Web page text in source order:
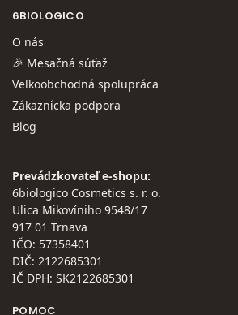
6BIOLOGICO
O nás
🎉 Mesačná súťaž
Veľkoobchodná spolupráca
Zákaznícka podpora
Blog
Prevádzkovateľ e-shopu:
6biologico Cosmetics s. r. o.
Ulica Mikovíniho 9548/17
917 01 Trnava
IČO: 57358401
DIČ: 2122685301
IČ DPH: SK2122685301
POMOC